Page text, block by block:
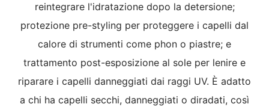
reintegrare l'idratazione dopo la detersione;
protezione pre-styling per proteggere i capelli dal
calore di strumenti come phon o piastre; e
trattamento post-esposizione al sole per lenire e
riparare i capelli danneggiati dai raggi UV. È adatto
a chi ha capelli secchi, danneggiati o diradati, così